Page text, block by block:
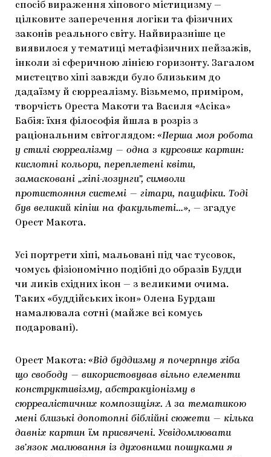
спосіб вираження хіпового містицизму —
цілковите заперечення логіки та фізичних
законів реального світу. Найвиразніше це
виявилося у тематиці метафізичних пейзажів,
інколи зі сферичною лінією горизонту. Загалом
мистецтво хіпі завжди було близьким до
дадаїзму й сюрреалізму. Візьмемо, приміром,
творчість Ореста Макоти та Василя «Асіка»
Бабія: їхня філософія йшла в розріз з
раціональним світоглядом: «Перша моя робота
у стилі сюрреалізму — одна з курсових картин:
кислотні кольори, переплетені квіти,
замасковані „хіпі-лозунги”, символи
протистояння системі — гітари, пацифіки. Тоді
був великий кіпіш на факультеті…», — згадує
Орест Макота.
Усі портрети хіпі, мальовані під час тусовок,
чомусь фізіономічно подібні до образів Будди
чи ликів східних ікон — з великими очима.
Таких «буддійських ікон» Олена Бурдаш
намалювала сотні (майже всі комусь
подаровані).
Орест Макота: «Від буддизму я почерпнув хіба
що свободу — використовував вільно елементи
конструктивізму, абстракціонізму в
сюрреалістичних композиціях. А за тематикою
мені близькі допотопні біблійні сюжети — кілька
давніх картин їм присвячені. Усвідомлювати
зв’язок малювання із духовними пошуками я